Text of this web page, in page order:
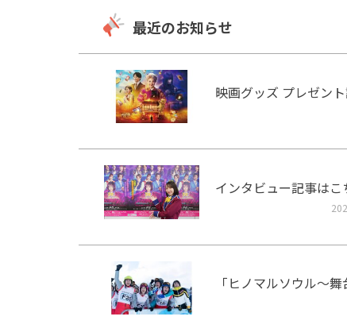
最近のお知らせ
映画グッズ プレゼン
インタビュー記事はこ
「ヒノマルソウル～